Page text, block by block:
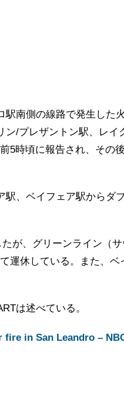
南側の線路で発生した火
/プレザントン駅、レイ
5時頃に報告され、その
、ベイフェア駅からダ
が、グリーンライン（
運休している。また、ベ
は述べている。
in San Leandro –